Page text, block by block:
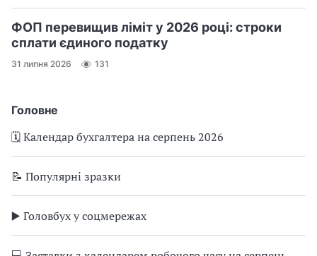
Головне
🗓️ Календар бухгалтера на серпень 2026
📝 Популярні зразки
▶️ Головбух у соцмережах
ФОП перевищив ліміт у 2026 році: строки
сплати єдиного податку
31 липня 2026 131